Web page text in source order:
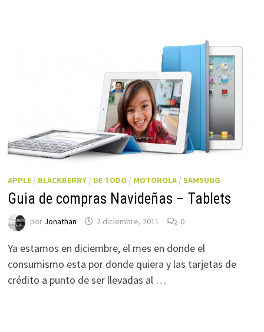
APPLE/ BLACKBERRY/ DE TODO / MOTOROLA/ SAMSUNG
Guia de compras Navideñas – Tablets
por Jonathan 2 diciembre, 2011 0
Ya estamos en diciembre, el mes en donde el
consumismo esta por donde quiera y las tarjetas de
crédito a punto de ser llevadas al …